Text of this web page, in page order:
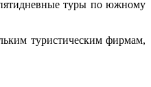
туры по южному
туристическим фирмам,